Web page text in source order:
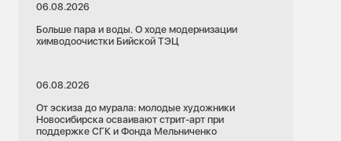
06.08.2026
Больше пара и воды. О ходе модернизации
химводоочистки Бийской ТЭЦ
06.08.2026
От эскиза до мурала: молодые художники
Новосибирска осваивают стрит-арт при
поддержке СГК и Фонда Мельниченко